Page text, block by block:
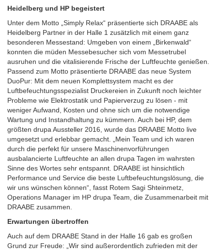
Heidelberg und HP begeistert
Unter dem Motto „Simply Relax“ präsentierte sich DRAABE als
Heidelberg Partner in der Halle 1 zusätzlich mit einem ganz
besonderen Messestand: Umgeben von einem „Birkenwald“
konnten die müden Messebesucher sich vom Messetrubel
ausruhen und die vitalisierende Frische der Luftfeuchte genießen.
Passend zum Motto präsentierte DRAABE das neue System
DuoPur: Mit dem neuen Komplettsystem macht es der
Luftbefeuchtungsspezialist Druckereien in Zukunft noch leichter
Probleme wie Elektrostatik und Papierverzug zu lösen - mit
weniger Aufwand, Kosten und ohne sich um die notwendige
Wartung und Instandhaltung zu kümmern. Auch bei HP, dem
größten drupa Aussteller 2016, wurde das DRAABE Motto live
umgesetzt und erlebbar gemacht. „Mein Team und ich waren
durch die perfekt für unsere Maschinenvorführungen
ausbalancierte Luftfeuchte an allen drupa Tagen im wahrsten
Sinne des Wortes sehr entspannt. DRAABE ist hinsichtlich
Performance und Service die beste Luftbefeuchtungslösung, die
wir uns wünschen können“, fasst Rotem Sagi Shteinmetz,
Operations Manager im HP drupa Team, die Zusammenarbeit mit
DRAABE zusammen.
Erwartungen übertroffen
Auch auf dem DRAABE Stand in der Halle 16 gab es großen
Grund zur Freude: „Wir sind außerordentlich zufrieden mit der